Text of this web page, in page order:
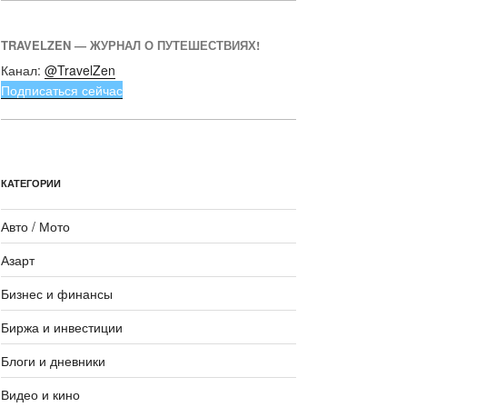
TRAVELZEN — ЖУРНАЛ О ПУТЕШЕСТВИЯХ!
Канал: @TravelZen
Подписаться сейчас
КАТЕГОРИИ
Авто / Мото
Азарт
Бизнес и финансы
Биржа и инвестиции
Блоги и дневники
Видео и кино